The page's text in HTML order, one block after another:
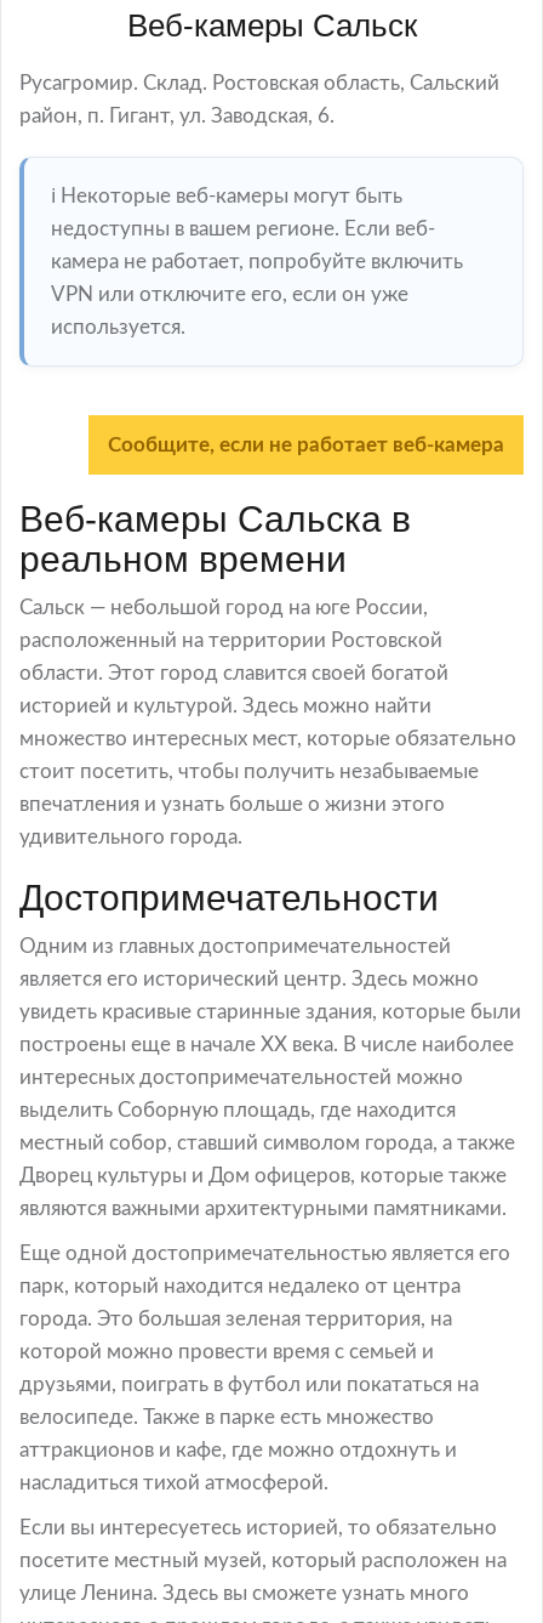
Веб-камеры Сальск
Русагромир. Склад. Ростовская область, Сальский
район, п. Гигант, ул. Заводская, 6.
ℹ️ Некоторые веб-камеры могут быть
недоступны в вашем регионе. Если веб-
камера не работает, попробуйте включить
VPN или отключите его, если он уже
используется.
Сообщите, если не работает веб-камера
Веб-камеры Сальска в
реальном времени
Сальск — небольшой город на юге России,
расположенный на территории Ростовской
области. Этот город славится своей богатой
историей и культурой. Здесь можно найти
множество интересных мест, которые обязательно
стоит посетить, чтобы получить незабываемые
впечатления и узнать больше о жизни этого
удивительного города.
Достопримечательности
Одним из главных достопримечательностей
является его исторический центр. Здесь можно
увидеть красивые старинные здания, которые были
построены еще в начале XX века. В числе наиболее
интересных достопримечательностей можно
выделить Соборную площадь, где находится
местный собор, ставший символом города, а также
Дворец культуры и Дом офицеров, которые также
являются важными архитектурными памятниками.
Еще одной достопримечательностью является его
парк, который находится недалеко от центра
города. Это большая зеленая территория, на
которой можно провести время с семьей и
друзьями, поиграть в футбол или покататься на
велосипеде. Также в парке есть множество
аттракционов и кафе, где можно отдохнуть и
насладиться тихой атмосферой.
Если вы интересуетесь историей, то обязательно
посетите местный музей, который расположен на
улице Ленина. Здесь вы сможете узнать много